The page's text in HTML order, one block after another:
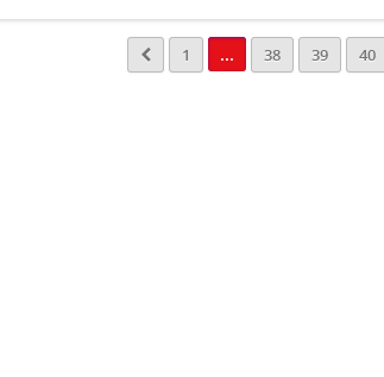
1 ... 38 39 40